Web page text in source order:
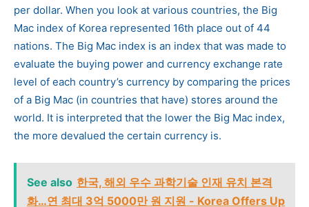
per dollar. When you look at various countries, the Big
Mac index of Korea represented 16th place out of 44
nations. The Big Mac index is an index that was made to
evaluate the buying power and currency exchange rate
level of each country’s currency by comparing the prices
of a Big Mac (in countries that have) stores around the
world. It is interpreted that the lower the Big Mac index,
the more devalued the certain currency is.
See also 한국, 해외 우수 과학기술 인재 유치 본격
화…연 최대 3억 5000만 원 지원 - Korea Offers Up